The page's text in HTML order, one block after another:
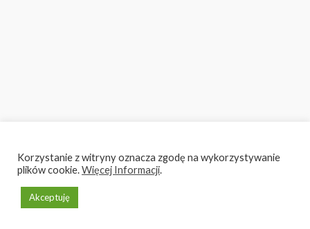
Korzystanie z witryny oznacza zgodę na wykorzystywanie
plików cookie.Więcej Informacji.
Akceptuję